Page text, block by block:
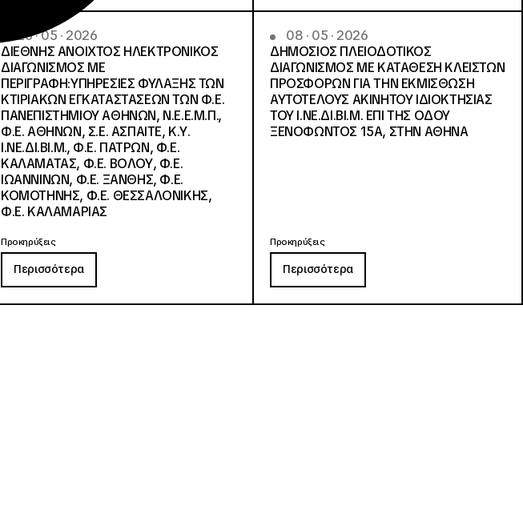
26 · 05 · 2026
ΔΙΕΘΝΗΣ ΑΝΟΙΧΤΟΣ ΗΛΕΚΤΡΟΝΙΚΟΣ
ΔΙΑΓΩΝΙΣΜΟΣ ΜΕ
ΠΕΡΙΓΡΑΦΗ:ΥΠΗΡΕΣΙΕΣ ΦΥΛΑΞΗΣ ΤΩΝ
ΚΤΙΡΙΑΚΩΝ ΕΓΚΑΤΑΣΤΑΣΕΩΝ ΤΩΝ Φ.Ε.
ΠΑΝΕΠΙΣΤΗΜΙΟΥ ΑΘΗΝΩΝ, Ν.Ε.Ε.Μ.Π.,
Φ.Ε. ΑΘΗΝΩΝ, Σ.Ε. ΑΣΠΑΙΤΕ, Κ.Υ.
Ι.ΝΕ.ΔΙ.ΒΙ.Μ., Φ.Ε. ΠΑΤΡΩΝ, Φ.Ε.
ΚΑΛΑΜΑΤΑΣ, Φ.Ε. ΒΟΛΟΥ, Φ.Ε.
ΙΩΑΝΝΙΝΩΝ, Φ.Ε. ΞΑΝΘΗΣ, Φ.Ε.
ΚΟΜΟΤΗΝΗΣ, Φ.Ε. ΘΕΣΣΑΛΟΝΙΚΗΣ,
Φ.Ε. ΚΑΛΑΜΑΡΙΑΣ
Προκηρύξεις
Περισσότερα
08 · 05 · 2026
ΔΗΜΟΣΙΟΣ ΠΛΕΙΟΔΟΤΙΚΟΣ
ΔΙΑΓΩΝΙΣΜΟΣ ΜΕ ΚΑΤΑΘΕΣΗ ΚΛΕΙΣΤΩΝ
ΠΡΟΣΦΟΡΩΝ ΓΙΑ ΤΗΝ ΕΚΜΙΣΘΩΣΗ
ΑΥΤΟΤΕΛΟΥΣ ΑΚΙΝΗΤΟΥ ΙΔΙΟΚΤΗΣΙΑΣ
ΤΟΥ Ι.ΝΕ.ΔΙ.ΒΙ.Μ. ΕΠΙ ΤΗΣ ΟΔΟΥ
ΞΕΝΟΦΩΝΤΟΣ 15Α, ΣΤΗΝ ΑΘΗΝΑ
Προκηρύξεις
Περισσότερα